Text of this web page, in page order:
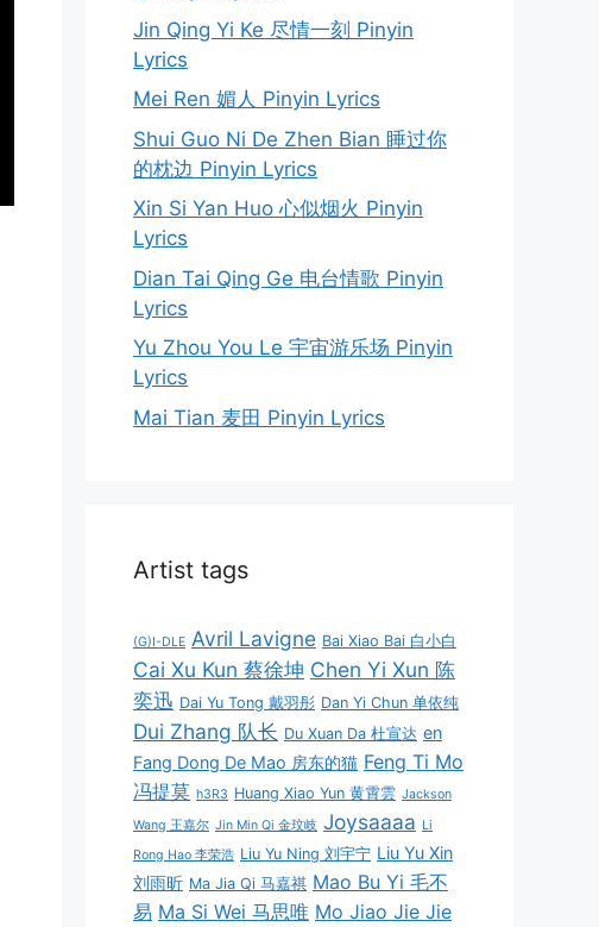
Jin Qing Yi Ke 尽情一刻 Pinyin
Lyrics
Mei Ren 媚人 Pinyin Lyrics
Shui Guo Ni De Zhen Bian 睡过你
的枕边 Pinyin Lyrics
Xin Si Yan Huo 心似烟火 Pinyin
Lyrics
Dian Tai Qing Ge 电台情歌 Pinyin
Lyrics
Yu Zhou You Le 宇宙游乐场 Pinyin
Lyrics
Mai Tian 麦田 Pinyin Lyrics
Artist tags
(G)I-DLE Avril Lavigne Bai Xiao Bai 白小白
Cai Xu Kun 蔡徐坤 Chen Yi Xun 陈
奕迅 Dai Yu Tong 戴羽彤 Dan Yi Chun 单依纯
Dui Zhang 队长 Du Xuan Da 杜宣达 en
Fang Dong De Mao 房东的猫 Feng Ti Mo
冯提莫 h3R3 Huang Xiao Yun 黄霄雲 Jackson
Wang 王嘉尔 Jin Min Qi 金玟岐 Joysaaaa Li
Rong Hao 李荣浩 Liu Yu Ning 刘宇宁 Liu Yu Xin
刘雨昕 Ma Jia Qi 马嘉祺 Mao Bu Yi 毛不
易 Ma Si Wei 马思唯 Mo Jiao Jie Jie